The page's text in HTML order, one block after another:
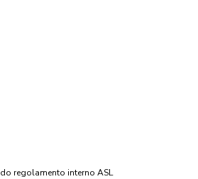
regolamento interno ASL